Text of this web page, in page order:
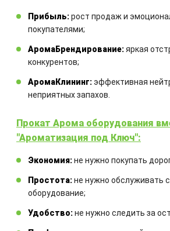
Закажите
Комбинация
рассчитывается для
отдельного
Прибыль:рост продаж и
покупателями;
АромаБрендирование:яркая
конкурентов;
АромаКлининг:эффективная
неприятных запахов.
Прокат Арома оборудования
"Ароматизация под Ключ":
Экономия:не нужно покупать
Простота:не нужно обслуживать
оборудование;
Удобство:не нужно следить за